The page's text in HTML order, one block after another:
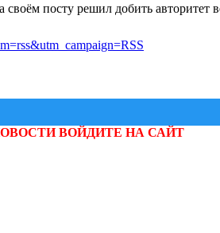
посту решил добить авторитет
ВОЙДИТЕ НА САЙТ